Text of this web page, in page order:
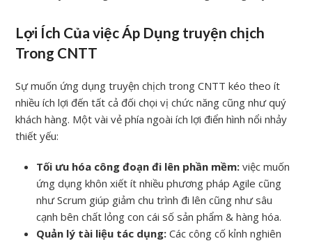
Lợi Ích Của việc Áp Dụng truyện chịch
Trong CNTT
Sự muốn ứng dụng truyện chịch trong CNTT kéo theo ít
nhiều ích lợi đến tất cả đối chọi vị chức năng cũng như quý
khách hàng. Một vài vẻ phía ngoài ích lợi điển hình nổi nhảy
thiết yếu:
Tối ưu hóa công đoạn đi lên phần mềm: việc muốn
ứng dụng khôn xiết ít nhiều phương pháp Agile cũng
như Scrum giúp giảm chu trình đi lên cũng như sâu
cạnh bên chất lỏng con cái số sản phẩm & hàng hóa.
Quản lý tài liệu tác dụng: Các công cố kỉnh nghiên